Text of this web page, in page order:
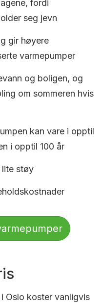
fordi
seg jevn
gir høyere
varmepumper
og boligen, og
om sommeren hvis
kan vare i opptil
i opptil 100 år
lite støy
Oslo koster vanligvis